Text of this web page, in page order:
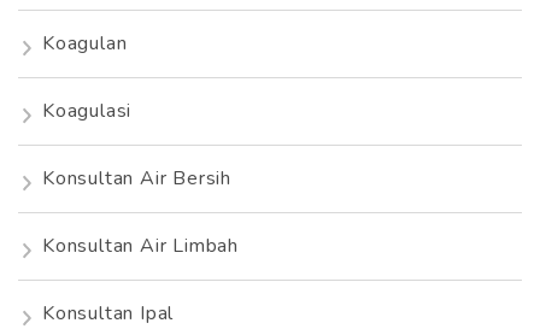
Koagulan
Koagulasi
Konsultan Air Bersih
Konsultan Air Limbah
Konsultan Ipal